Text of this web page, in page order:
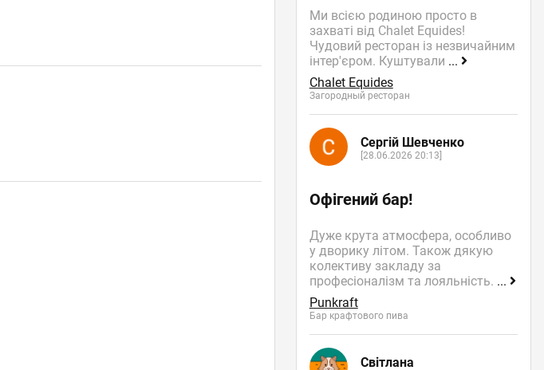
Ми всією родиною просто в
захваті від Chalet Equides!
Чудовий ресторан із незвичайним
інтер'єром. Куштували ...
Chalet Equides
Загородный ресторан
Сергій Шевченко
[28.06.2026 20:13]
Офігений бар!
Дуже крута атмосфера, особливо
у дворику літом. Також дякую
колективу закладу за
професіоналізм та лояльність. ...
Punkraft
Бар крафтового пива
Світлана